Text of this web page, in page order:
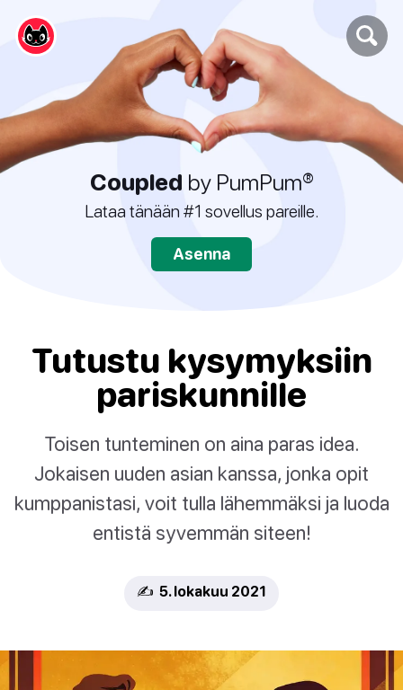
Coupled by PumPum®
Lataa tänään #1 sovellus pareille.
Asenna
Tutustu kysymyksiin
pariskunnille
Toisen tunteminen on aina paras idea.
Jokaisen uuden asian kanssa, jonka opit
kumppanistasi, voit tulla lähemmäksi ja luoda
entistä syvemmän siteen!
✍️ 5. lokakuu 2021